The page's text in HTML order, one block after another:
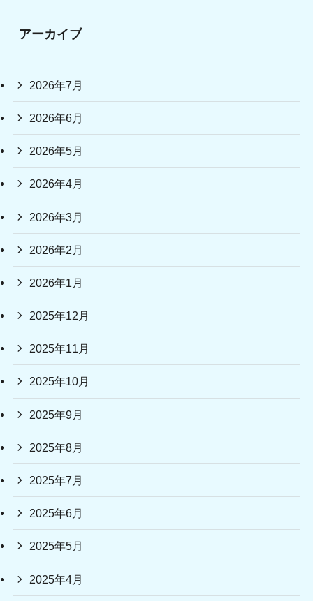
アーカイブ
2026年7月
2026年6月
2026年5月
2026年4月
2026年3月
2026年2月
2026年1月
2025年12月
2025年11月
2025年10月
2025年9月
2025年8月
2025年7月
2025年6月
2025年5月
2025年4月